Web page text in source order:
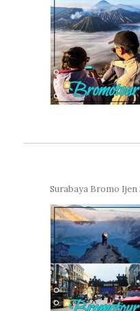
Surabaya Bromo Ijen